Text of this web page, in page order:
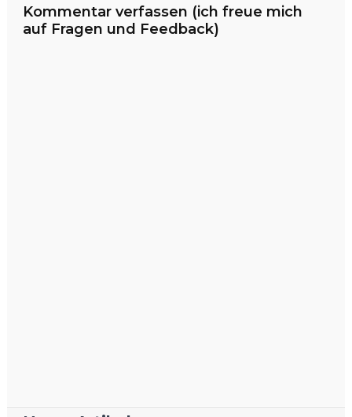
Kommentar verfassen (ich freue mich
auf Fragen und Feedback)